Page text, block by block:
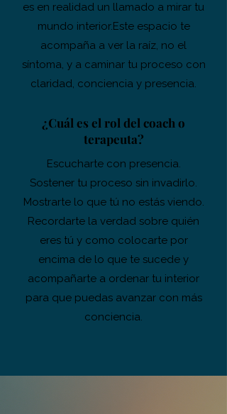
es en realidad un llamado a mirar tu
mundo interior.Este espacio te
acompaña a ver la raíz, no el
síntoma, y a caminar tu proceso con
claridad, conciencia y presencia.
¿Cuál es el rol del coach o
terapeuta?
Escucharte con presencia.
Sostener tu proceso sin invadirlo.
Mostrarte lo que tú no estás viendo.
Recordarte la verdad sobre quién
eres tú y como colocarte por
encima de lo que te sucede y
acompañarte a ordenar tu interior
para que puedas avanzar con más
conciencia.